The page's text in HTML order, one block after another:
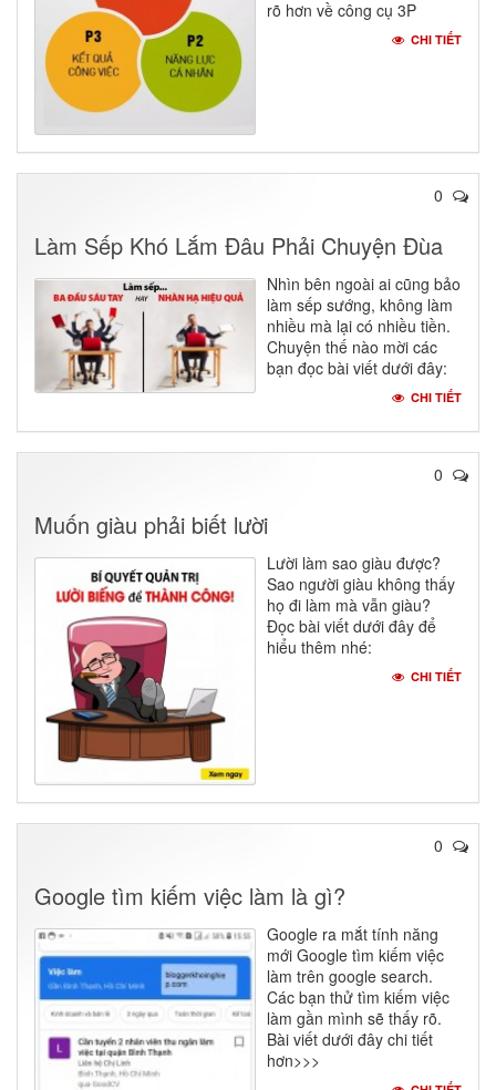
rõ hơn về công cụ 3P
CHI TIẾT
0
Làm Sếp Khó Lắm Đâu Phải Chuyện Đùa
Nhìn bên ngoài ai cũng bảo
làm sếp sướng, không làm
nhiều mà lại có nhiều tiền.
Chuyện thế nào mời các
bạn đọc bài viết dưới đây:
CHI TIẾT
0
Muốn giàu phải biết lười
Lười làm sao giàu được?
Sao người giàu không thấy
họ đi làm mà vẫn giàu?
Đọc bài viết dưới đây để
hiểu thêm nhé:
CHI TIẾT
0
Google tìm kiếm việc làm là gì?
Google ra mắt tính năng
mới Google tìm kiếm việc
làm trên google search.
Các bạn thử tìm kiếm việc
làm gần mình sẽ thấy rõ.
Bài viết dưới đây chi tiết
hơn>>>